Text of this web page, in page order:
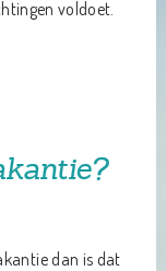
voldoet.
dan is dat